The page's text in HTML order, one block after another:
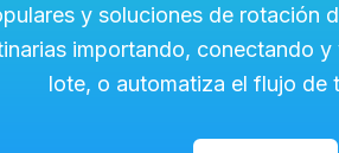
y soluciones de rotación
importando, conectando
lote, o automatiza el flujo de